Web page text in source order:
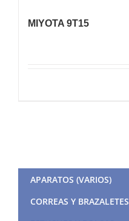
MIYOTA 9T15
APARATOS (VARIOS)
CORREAS Y BRAZALETES